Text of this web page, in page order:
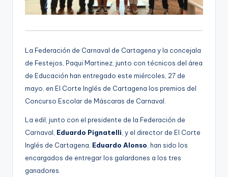
La Federación de Carnaval de Cartagena y la concejala
de Festejos, Paqui Martinez, junto con técnicos del área
de Educación han entregado este miércoles, 27 de
mayo, en El Corte Inglés de Cartagena los premios del
Concurso Escolar de Máscaras de Carnaval.
La edil, junto con el presidente de la Federación de
Carnaval, Eduardo Pignatelli , y el director de El Corte
Inglés de Cartagena, Eduardo Alonso , han sido los
encargados de entregar los galardones a los tres
ganadores.